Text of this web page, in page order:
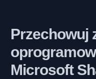
Przechowuj
Microsoft